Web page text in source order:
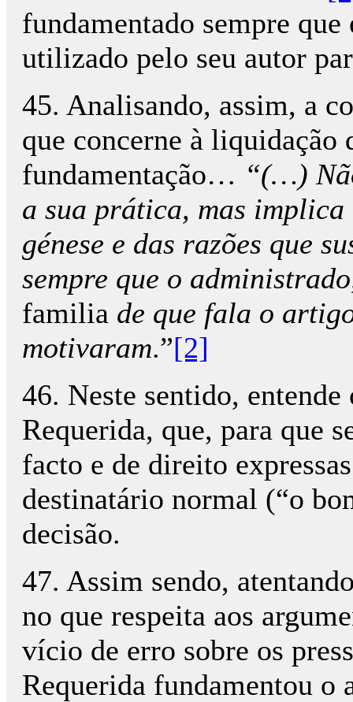
fundamentado sempre
utilizado pelo seu autor
45. Analisando, assim, a
que concerne à liquidação
fundamentação… “(…)
a sua prática, mas implica
génese e das razões que
sempre que o
familia de que fala o
motivaram.”[2]
46. Neste sentido,
Requerida, que, para que
facto e de direito
destinatário normal (“o
decisão.
47. Assim sendo,
no que respeita aos
vício de erro sobre os
Requerida fundamentou o